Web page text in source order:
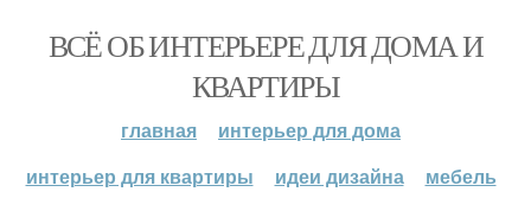
ВСЁ ОБ ИНТЕРЬЕРЕ ДЛЯ ДОМА И
КВАРТИРЫ
главная
интерьер для дома
интерьер для квартиры
идеи дизайна мебель